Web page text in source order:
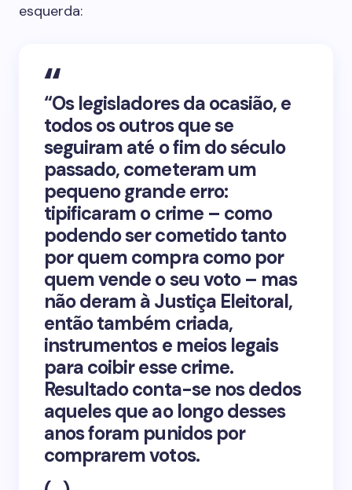
esquerda:
“Os legisladores da ocasião, e
todos os outros que se
seguiram até o fim do século
passado, cometeram um
pequeno grande erro:
tipificaram o crime – como
podendo ser cometido tanto
por quem compra como por
quem vende o seu voto – mas
não deram à Justiça Eleitoral,
então também criada,
instrumentos e meios legais
para coibir esse crime.
Resultado conta-se nos dedos
aqueles que ao longo desses
anos foram punidos por
comprarem votos.